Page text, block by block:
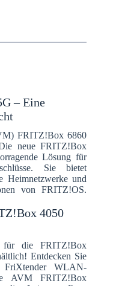
– Eine
FRITZ!Box 6860
neue FRITZ!Box
Lösung für
Sie bietet
Heimnetzwerke und
von FRITZ!OS.
4050
für die FRITZ!Box
Entdecken Sie
FriXtender WLAN-
AVM FRITZ!Box